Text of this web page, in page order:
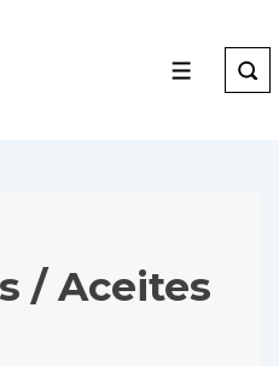
Menu
/ Aceites